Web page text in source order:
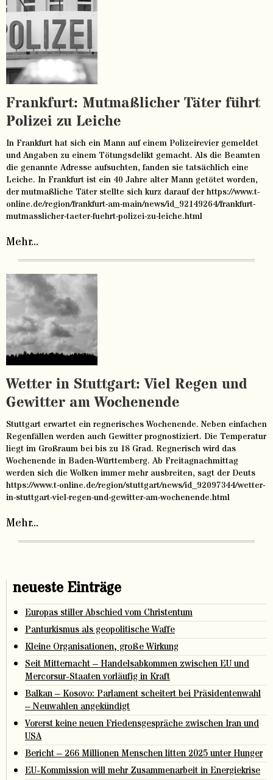
Frankfurt: Mutmaßlicher Täter führt
Polizei zu Leiche
In Frankfurt hat sich ein Mann auf einem Polizeirevier gemeldet
und Angaben zu einem Tötungsdelikt gemacht. Als die Beamten
die genannte Adresse aufsuchten, fanden sie tatsächlich eine
Leiche. In Frankfurt ist ein 40 Jahre alter Mann getötet worden,
der mutmaßliche Täter stellte sich kurz darauf der https://www.t-
online.de/region/frankfurt-am-main/news/id_92149264/frankfurt-
mutmasslicher-taeter-fuehrt-polizei-zu-leiche.html
Mehr...
Wetter in Stuttgart: Viel Regen und
Gewitter am Wochenende
Stuttgart erwartet ein regnerisches Wochenende. Neben einfachen
Regenfällen werden auch Gewitter prognostiziert. Die Temperatur
liegt im Großraum bei bis zu 18 Grad. Regnerisch wird das
Wochenende in Baden-Württemberg. Ab Freitagnachmittag
werden sich die Wolken immer mehr ausbreiten, sagt der Deuts
https://www.t-online.de/region/stuttgart/news/id_92097344/wetter-
in-stuttgart-viel-regen-und-gewitter-am-wochenende.html
Mehr...
neueste Einträge
Europas stiller Abschied vom Christentum
Panturkismus als geopolitische Waffe
Kleine Organisationen, große Wirkung
Seit Mitternacht – Handelsabkommen zwischen EU und
Mercorsur-Staaten vorläufig in Kraft
Balkan – Kosovo: Parlament scheitert bei Präsidentenwahl
– Neuwahlen angekündigt
Vorerst keine neuen Friedensgespräche zwischen Iran und
USA
Bericht – 266 Millionen Menschen litten 2025 unter Hunger
EU-Kommission will mehr Zusammenarbeit in Energiekrise